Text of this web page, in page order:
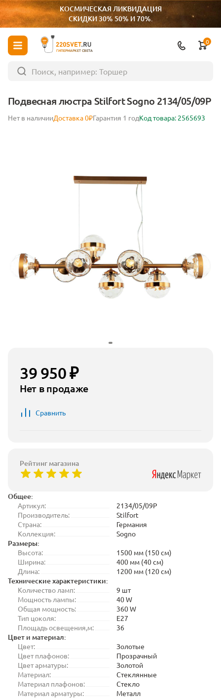
КОСМИЧЕСКАЯ ЛИКВИДАЦИЯ
СКИДКИ 30% 50% И 70%.
ГИПЕРМАРКЕТ СВЕТА
0
Подвесная люстра Stilfort Sogno 2134/05/09P
Нет в наличииДоставка 0₽Гарантия 1 годКод товара: 2565693
Общее:
Артикул:
2134/05/09P
Производитель:
Stilfort
Страна:
Германия
Коллекция:
Sogno
Размеры:
Высота:
1500 мм (150 см)
Ширина:
400 мм (40 см)
Длина:
1200 мм (120 см)
Технические характеристики:
Количество ламп:
9 шт
Мощность лампы:
40 W
Общая мощность:
360 W
Тип цоколя:
E27
Площадь освещения,м:
36
Цвет и материал:
Цвет:
Золотые
Цвет плафонов:
Прозрачный
Цвет арматуры:
Золотой
Материал:
Стеклянные
Материал плафонов:
Стекло
Материал арматуры:
Металл
39 950 ₽
Нет в продаже
Сравнить
Рейтинг магазина